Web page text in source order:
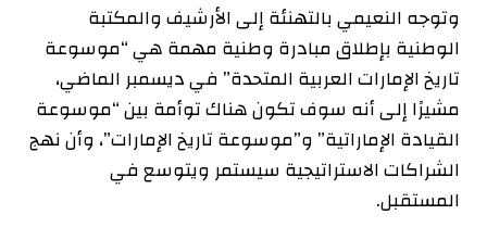
وتوجه النعيمي بالتهنئة إلى الأرشيف والمكتبة
الوطنية بإطلاق مبادرة وطنية مهمة هي “موسوعة
تاريخ الإمارات العربية المتحدة” في ديسمبر الماضي،
مشيرًا إلى أنه سوف تكون هناك توأمة بين “موسوعة
القيادة الإماراتية” و”موسوعة تاريخ الإمارات”، وأن نهج
الشراكات الاستراتيجية سيستمر ويتوسع في
المستقبل.